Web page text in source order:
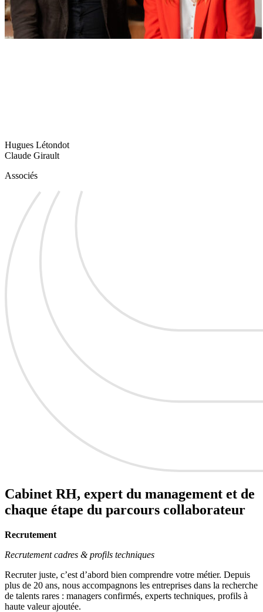
Hugues Létondot
Claude Girault
Associés
Cabinet RH, expert du management et de
chaque étape du parcours collaborateur
Recrutement
Recrutement cadres & profils techniques
Recruter juste, c’est d’abord bien comprendre votre métier. Depuis
plus de 20 ans, nous accompagnons les entreprises dans la recherche
de talents rares : managers confirmés, experts techniques, profils à
haute valeur ajoutée.